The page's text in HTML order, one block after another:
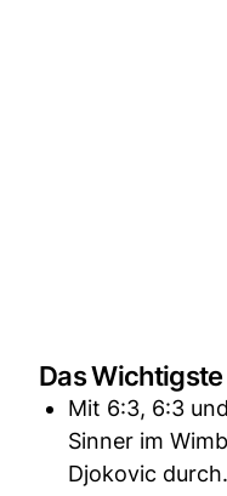
Das Wichtigste
Mit 6:3, 6:3
Sinner im
Djokovic durch.